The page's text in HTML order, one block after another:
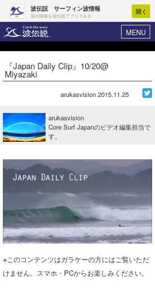
波伝説 サーフィン波情報
波の情報を波伝説アプリでみる
開く
MENU
ヘルプ マイホーム
ログイン
波情報･概況
WAVE HUNTER 波予想ツール
ニュース
サーフィンエリアガイド
会員メニュー
今月のプレゼント
『Japan Daily Clip』10/20@
Miyazaki
arukasvision 2015.11.25
arukasvision
Core Surf Japanのビデオ編集担当で
す。
※このコンテンツはガラケーの方にはご覧いただ
けません。スマホ・PCからお楽しみください。
Core Surf Japan
アート＆エンタメ
トラベル
ショップ情報
湘南
千葉北
伊豆
ウラナミ
お知らせ
その他
ルール＆How to